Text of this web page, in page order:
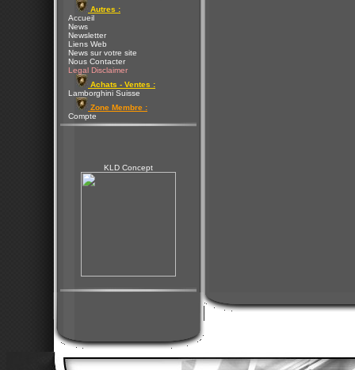
Autres :
Accueil
News
Newsletter
Liens Web
News sur votre site
Nous Contacter
Legal Disclaimer
Achats - Ventes :
Lamborghini Suisse
Zone Membre :
Compte
KLD Concept